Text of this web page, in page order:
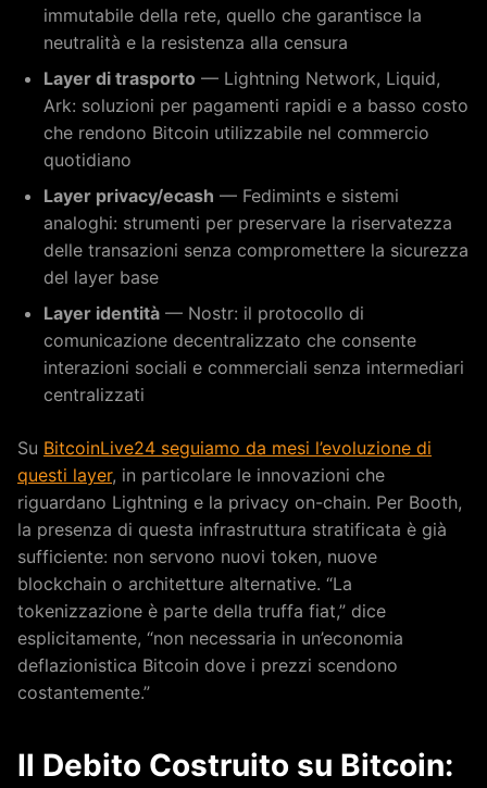
immutabile della rete, quello che garantisce la
neutralità e la resistenza alla censura
Layer di trasporto — Lightning Network, Liquid,
Ark: soluzioni per pagamenti rapidi e a basso costo
che rendono Bitcoin utilizzabile nel commercio
quotidiano
Layer privacy/ecash — Fedimints e sistemi
analoghi: strumenti per preservare la riservatezza
delle transazioni senza compromettere la sicurezza
del layer base
Layer identità — Nostr: il protocollo di
comunicazione decentralizzato che consente
interazioni sociali e commerciali senza intermediari
centralizzati
Su BitcoinLive24 seguiamo da mesi l’evoluzione di
questi layer, in particolare le innovazioni che
riguardano Lightning e la privacy on-chain. Per Booth,
la presenza di questa infrastruttura stratificata è già
sufficiente: non servono nuovi token, nuove
blockchain o architetture alternative. “La
tokenizzazione è parte della truffa fiat,” dice
esplicitamente, “non necessaria in un’economia
deflazionistica Bitcoin dove i prezzi scendono
costantemente.”
Il Debito Costruito su Bitcoin: